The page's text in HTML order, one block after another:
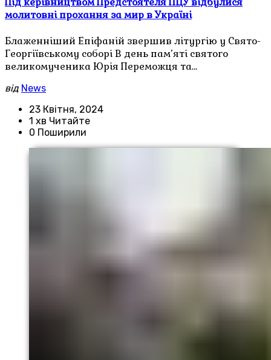
молитовні прохання за мир в Україні
Блаженніший Епіфаній звершив літургію у Свято-
Георгіївському соборі В день пам’яті святого
великомученика Юрія Переможця та…
від News
23 Квітня, 2024
1 хв Читайте
0 Поширили